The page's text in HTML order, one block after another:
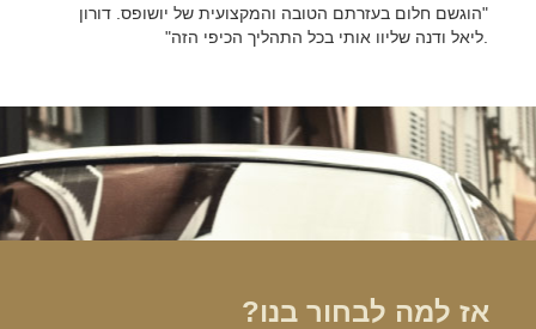
"הוגשם חלום בעזרתם הטובה והמקצועית של יושופס. דורון
.ליאל ודנה שליוו אותי בכל התהליך הכיפי הזה"
אז למה לבחור בנו?